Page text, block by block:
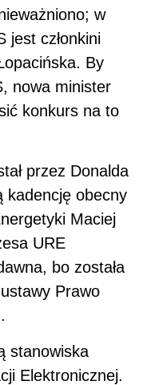
w
jest członkini
By
nowa minister
konkurs na to
przez Donalda
kadencję obecny
Maciej
URE
bo została
Prawo
stanowiska
Elektronicznej.